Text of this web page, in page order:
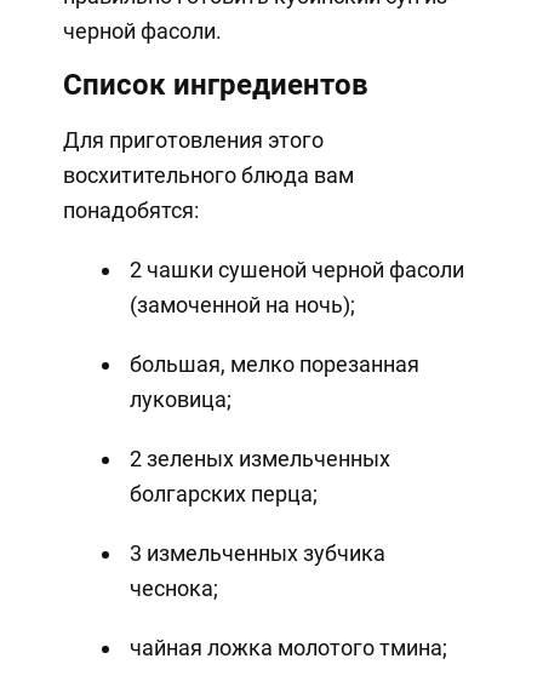
черной фасоли.
Список ингредиентов
Для приготовления этого
восхитительного блюда вам
понадобятся:
2 чашки сушеной черной фасоли
(замоченной на ночь);
большая, мелко порезанная
луковица;
2 зеленых измельченных
болгарских перца;
3 измельченных зубчика
чеснока;
чайная ложка молотого тмина;